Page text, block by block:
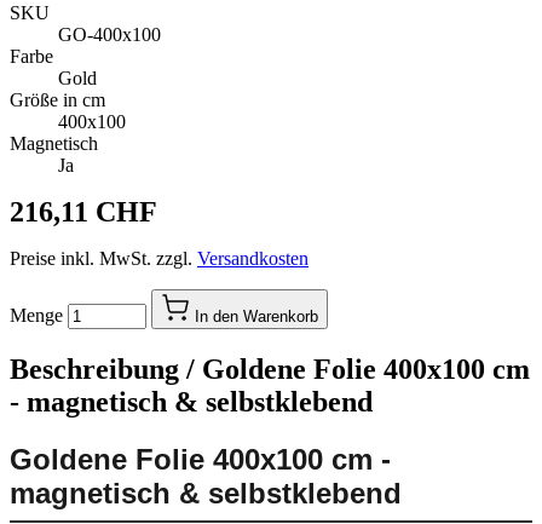
SKU
GO-400x100
Farbe
Gold
Größe in cm
400x100
Magnetisch
Ja
216,11 CHF
Preise inkl. MwSt. zzgl. Versandkosten
Menge In den Warenkorb
Beschreibung / Goldene Folie 400x100 cm
- magnetisch & selbstklebend
Goldene Folie 400x100 cm -
magnetisch & selbstklebend